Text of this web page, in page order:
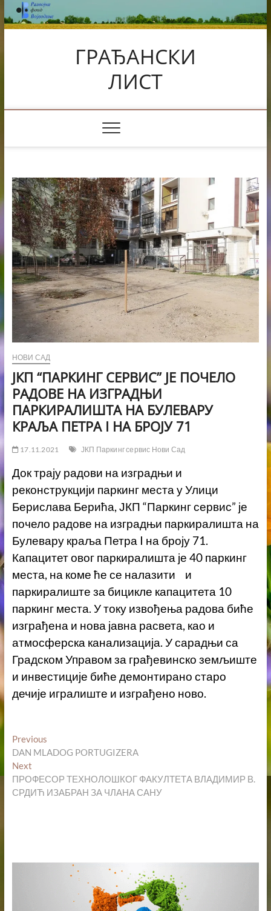
Skip
to
content
ГРАЂАНСКИ
ЛИСТ
НОВИ САД
ЈКП “ПАРКИНГ СЕРВИС” ЈЕ ПОЧЕЛО
РАДОВЕ НА ИЗГРАДЊИ
ПАРКИРАЛИШТА НА БУЛЕВАРУ
КРАЉА ПЕТРА I НА БРОЈУ 71
17.11.2021 ЈКП Паркинг сервис Нови Сад
Док трају радови на изградњи и
реконструкцији паркинг места у Улици
Берислава Берића, ЈКП “Паркинг сервис” је
почело радове на изградњи паркиралишта на
Булевару краља Петра I на броју 71.
Капацитет овог паркиралишта је 40 паркинг
места, на коме ће се налазити и
паркиралиште за бицикле капацитета 10
паркинг места. У току извођења радова биће
изграђена и нова јавна расвета, као и
атмосферска канализација. У сарадњи са
Градском Управом за грађевинско земљиште
и инвестиције биће демонтирано старо
дечије игралиште и изграђено ново.
Кретање
чланка
PreviousPrevious
post:
DAN MLADOG PORTUGIZERA
NextNext
post:
ПРОФЕСОР ТЕХНОЛОШКОГ ФАКУЛТЕТА ВЛАДИМИР В.
СРДИЋ ИЗАБРАН ЗА ЧЛАНА САНУ